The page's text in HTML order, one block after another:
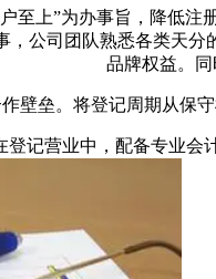
上”为办事旨，降低注
公司团队熟悉各类天
品牌权益。同
垒。将登记周期从保守
营业中，配备专业会